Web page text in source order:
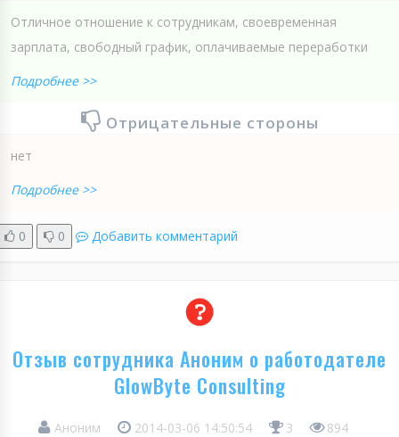
Отличное отношение к сотрудникам, своевременная
зарплата, свободный график, оплачиваемые переработки
Подробнее >>
Отрицательные стороны
нет
Подробнее >>
0 0 Добавить комментарий
Отзыв сотрудника Аноним о работодателе
GlowByte Consulting
Аноним 2014-03-06 14:50:54 3 894